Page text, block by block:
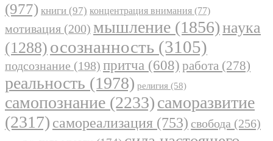
(977) книги (97) концентрация внимания (77)
мотивация (200) мышление (1856)наука
(1288) осознанность (3105)
подсознание (198) притча (608) работа (278)
реальность (1978) религия (58)
самопознание (2233)саморазвитие
(2317) самореализация (753) свобода (256)